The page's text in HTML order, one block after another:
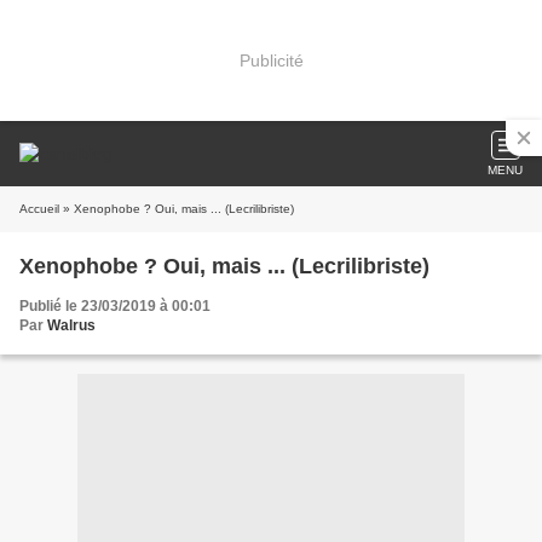
Publicité
MENU
Accueil » Xenophobe ? Oui, mais ... (Lecrilibriste)
Xenophobe ? Oui, mais ... (Lecrilibriste)
Publié le 23/03/2019 à 00:01
Par Walrus